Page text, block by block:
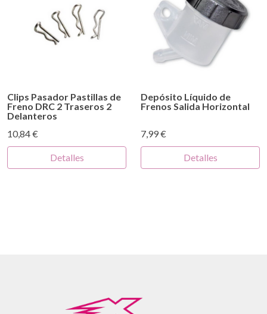
Clips Pasador Pastillas de
Freno DRC 2 Traseros 2
Delanteros
10,84 €
Detalles
Depósito Líquido de
Frenos Salida Horizontal
7,99 €
Detalles